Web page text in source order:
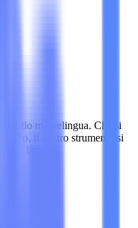
madrelingua. Che si
il nostro strumento si
80 lingue.